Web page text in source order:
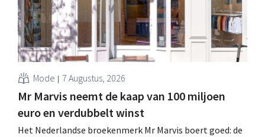
Mode 7 Augustus, 2026
Mr Marvis neemt de kaap van 100 miljoen
euro en verdubbelt winst
Het Nederlandse broekenmerk Mr Marvis boert goed: de